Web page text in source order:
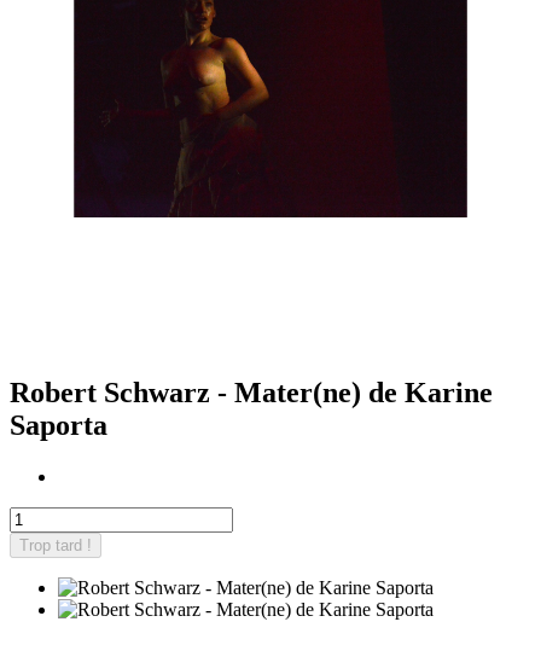
Robert Schwarz - Mater(ne) de Karine
Saporta
Trop tard !